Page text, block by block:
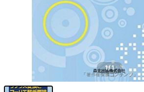
1/1